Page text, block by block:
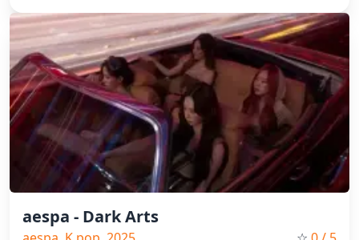
aespa - Dark Arts